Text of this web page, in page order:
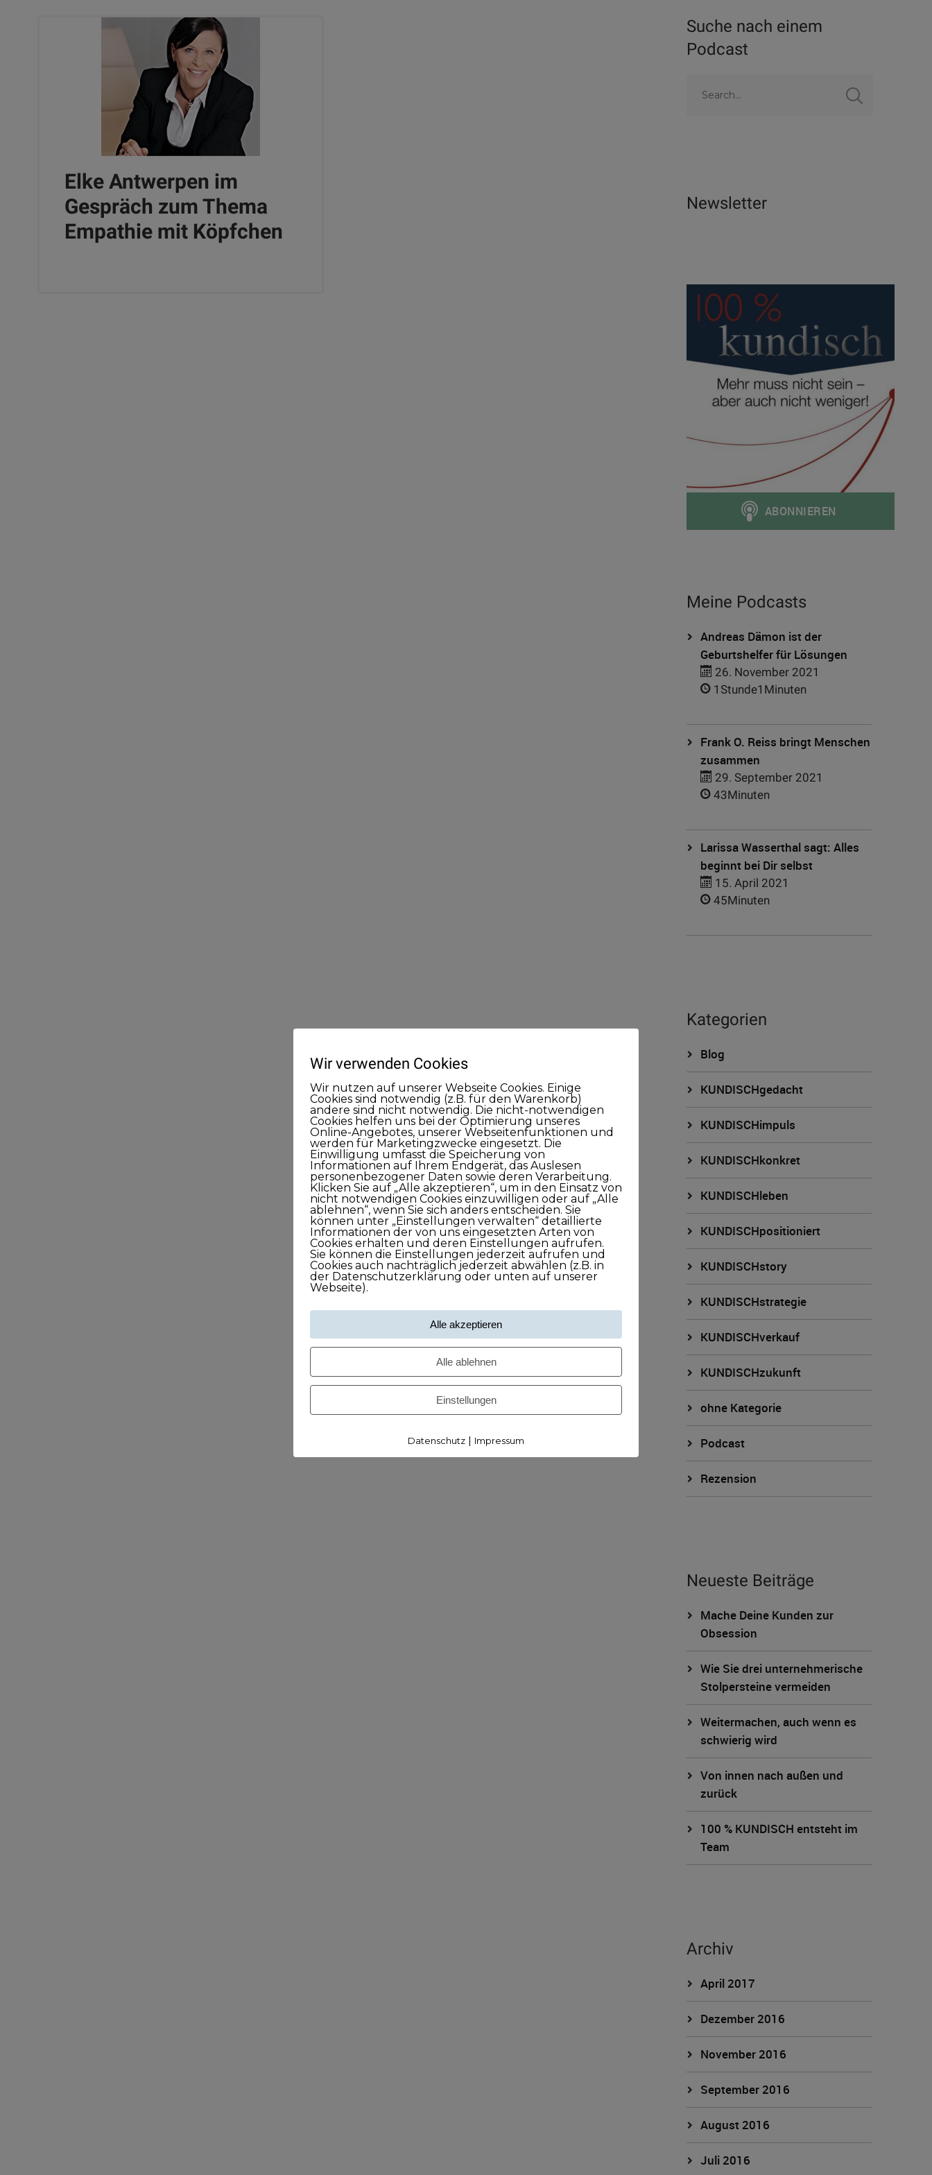
Elke Antwerpen im
Gespräch zum Thema
Empathie mit Köpfchen
Suche nach einem
Podcast
Newsletter
Meine Podcasts
Andreas Dämon ist der
Geburtshelfer für Lösungen
26. November 2021
1Stunde1Minuten
Frank O. Reiss bringt Menschen
zusammen
29. September 2021
43Minuten
Larissa Wasserthal sagt: Alles
beginnt bei Dir selbst
15. April 2021
45Minuten
Kategorien
Blog
KUNDISCHgedacht
KUNDISCHimpuls
KUNDISCHkonkret
KUNDISCHleben
KUNDISCHpositioniert
KUNDISCHstory
KUNDISCHstrategie
KUNDISCHverkauf
KUNDISCHzukunft
ohne Kategorie
Podcast
Rezension
Neueste Beiträge
Mache Deine Kunden zur
Obsession
Wie Sie drei unternehmerische
Stolpersteine vermeiden
Weitermachen, auch wenn es
schwierig wird
Von innen nach außen und
zurück
100 % KUNDISCH entsteht im
Team
Archiv
April 2017
Dezember 2016
November 2016
September 2016
August 2016
Juli 2016
Wir verwenden Cookies
Wir nutzen auf unserer Webseite Cookies. Einige
Cookies sind notwendig (z.B. für den Warenkorb)
andere sind nicht notwendig. Die nicht-notwendigen
Cookies helfen uns bei der Optimierung unseres
Online-Angebotes, unserer Webseitenfunktionen und
werden für Marketingzwecke eingesetzt. Die
Einwilligung umfasst die Speicherung von
Informationen auf Ihrem Endgerät, das Auslesen
personenbezogener Daten sowie deren Verarbeitung.
Klicken Sie auf „Alle akzeptieren“, um in den Einsatz von
nicht notwendigen Cookies einzuwilligen oder auf „Alle
ablehnen“, wenn Sie sich anders entscheiden. Sie
können unter „Einstellungen verwalten“ detaillierte
Informationen der von uns eingesetzten Arten von
Cookies erhalten und deren Einstellungen aufrufen.
Sie können die Einstellungen jederzeit aufrufen und
Cookies auch nachträglich jederzeit abwählen (z.B. in
der Datenschutzerklärung oder unten auf unserer
Webseite).
Alle akzeptieren
Alle ablehnen
Einstellungen
Datenschutz | Impressum